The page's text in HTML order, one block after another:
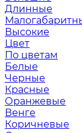
Длинные
Высокие
Цвет
По цветам
Белые
Черные
Красные
Оранжевые
Венге
Коричневые